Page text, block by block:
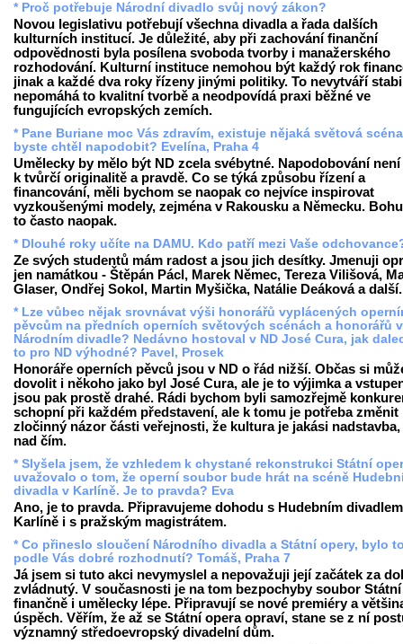
* Proč potřebuje Národní divadlo svůj nový zákon?
Novou legislativu potřebují všechna divadla a řada dalších
kulturních institucí. Je důležité, aby při zachování finanční
odpovědnosti byla posílena svoboda tvorby i manažerského
rozhodování. Kulturní instituce nemohou být každý rok
jinak a každé dva roky řízeny jinými politiky. To nevytváří
nepomáhá to kvalitní tvorbě a neodpovídá praxi běžné ve
fungujících evropských zemích.
* Pane Buriane moc Vás zdravím, existuje nějaká světová
byste chtěl napodobit? Evelína, Praha 4
Umělecky by mělo být ND zcela svébytné. Napodobování není
k tvůrčí originalitě a pravdě. Co se týká způsobu řízení a
financování, měli bychom se naopak co nejvíce inspirovat
vyzkoušenými modely, zejména v Rakousku a Německu.
to často naopak.
* Dlouhé roky učíte na DAMU. Kdo patří mezi Vaše
Ze svých studentů mám radost a jsou jich desítky. Jmenuji
jen namátkou - Štěpán Pácl, Marek Němec, Tereza Vilišová,
Glaser, Ondřej Sokol, Martin Myšička, Natálie Deáková a další.
* Lze vůbec nějak srovnávat výši honorářů vyplácených
pěvcům na předních operních světových scénách a honorářů v
Národním divadle? Nedávno hostoval v ND José Cura, jak
to pro ND výhodné? Pavel, Prosek
Honoráře operních pěvců jsou v ND o řád nižší. Občas si
dovolit i někoho jako byl José Cura, ale je to výjimka a
jsou pak prostě drahé. Rádi bychom byli samozřejmě
schopní při každém představení, ale k tomu je potřeba změnit
zločinný názor části veřejnosti, že kultura je jakási
nad čím.
* Slyšela jsem, že vzhledem k chystané rekonstrukci Státní
uvažovalo o tom, že operní soubor bude hrát na scéně
divadla v Karlíně. Je to pravda? Eva
Ano, je to pravda. Připravujeme dohodu s Hudebním
Karlíně i s pražským magistrátem.
* Co přineslo sloučení Národního divadla a Státní opery, bylo
podle Vás dobré rozhodnutí? Tomáš, Praha 7
Já jsem si tuto akci nevymyslel a nepovažuji její začátek za
zvládnutý. V současnosti je na tom bezpochyby soubor
finančně i umělecky lépe. Připravují se nové premiéry a
úspěch. Věřím, že až se Státní opera opraví, stane se z ní
významný středoevropský divadelní dům.